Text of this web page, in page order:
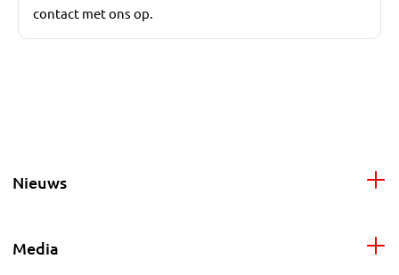
contact met ons op.
Nieuws
Media